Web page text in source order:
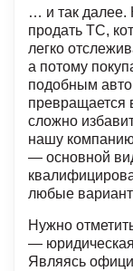
… и так далее.
продать ТС,
легко
а потому
подобным
превращается
сложно
нашу
— основной
любые
Нужно
—
Являясь